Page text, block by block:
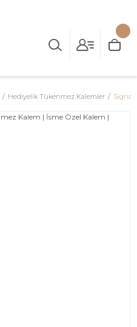
Hediyelik Tükenmez Kalemler